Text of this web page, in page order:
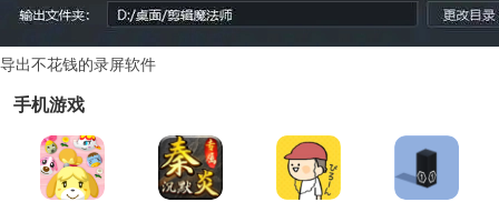
导出不花钱的录屏软件
手机游戏